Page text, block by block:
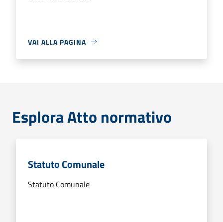
VAI ALLA PAGINA
Esplora Atto normativo
Statuto Comunale
Statuto Comunale